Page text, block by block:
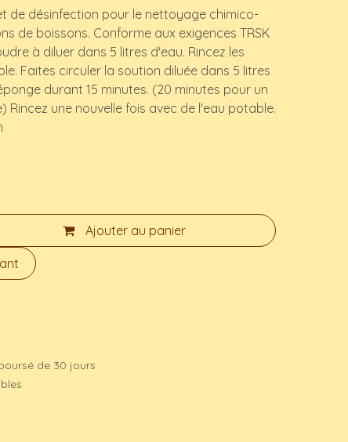
de désinfection pour le nettoyage chimico-
de boissons. Conforme aux exigences TRSK
à diluer dans 5 litres d'eau. Rincez les
Faites circuler la soution diluée dans 5 litres
durant 15 minutes. (20 minutes pour un
une nouvelle fois avec de l'eau potable.
Ajouter au panier
de 30 jours